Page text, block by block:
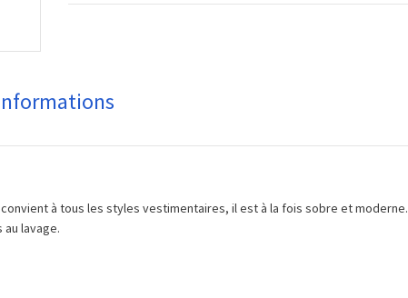
à tous les styles vestimentaires, il est à la fois sobre et moderne.
lavage.